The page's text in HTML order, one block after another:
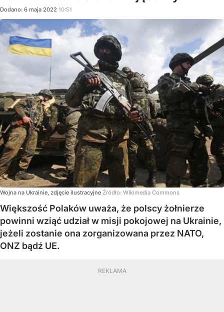
Dodano: 6 maja 2022 10:51
Wojna na Ukrainie, zdjęcie ilustracyjne Źródło: Wikimedia Commons
Większość Polaków uważa, że polscy żołnierze
powinni wziąć udział w misji pokojowej na Ukrainie,
jeżeli zostanie ona zorganizowana przez NATO,
ONZ bądź UE.